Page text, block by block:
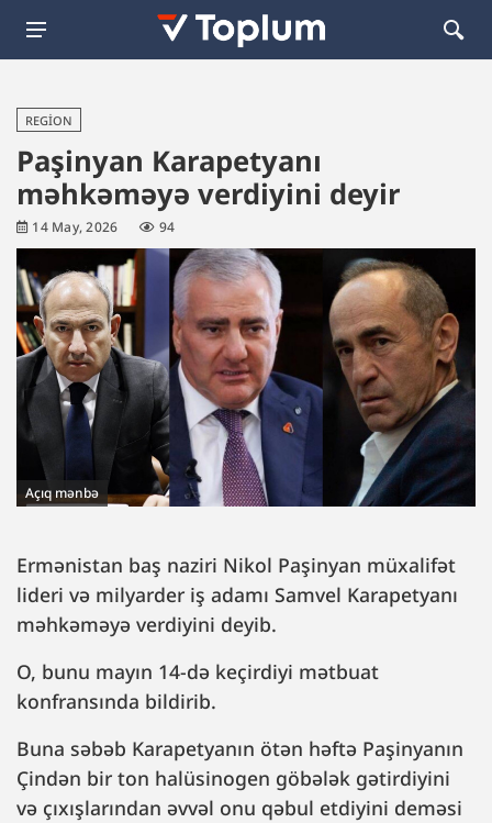
REGION
Paşinyan Karapetyanı
məhkəməyə verdiyini deyir
14 May, 2026 94
Açıq mənbə
Ermənistan baş naziri Nikol Paşinyan müxalifət
lideri və milyarder iş adamı Samvel Karapetyanı
məhkəməyə verdiyini deyib.
O, bunu mayın 14-də keçirdiyi mətbuat
konfransında bildirib.
Buna səbəb Karapetyanın ötən həftə Paşinyanın
Çindən bir ton halüsinogen göbələk gətirdiyini
və çıxışlarından əvvəl onu qəbul etdiyini deməsi